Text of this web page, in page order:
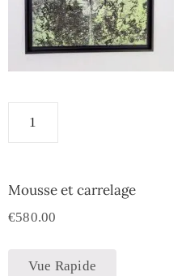
Mousse et carrelage
€580.00
Vue Rapide